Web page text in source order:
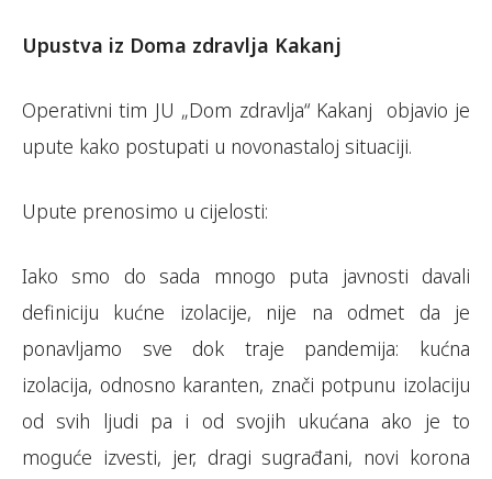
Upustva iz Doma zdravlja Kakanj
Operativni tim JU „Dom zdravlja“ Kakanj objavio je
upute kako postupati u novonastaloj situaciji.
Upute prenosimo u cijelosti:
Iako smo do sada mnogo puta javnosti davali
definiciju kućne izolacije, nije na odmet da je
ponavljamo sve dok traje pandemija: kućna
izolacija, odnosno karanten, znači potpunu izolaciju
od svih ljudi pa i od svojih ukućana ako je to
moguće izvesti, jer, dragi sugrađani, novi korona